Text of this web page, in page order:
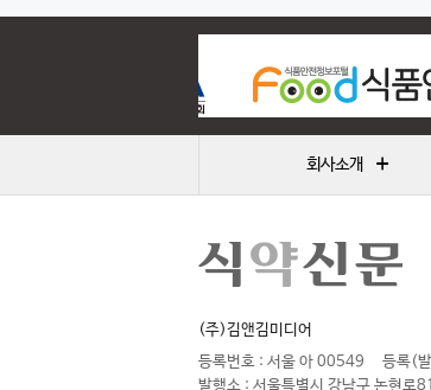
회사소개 +
(주)김앤김미디어
등록번호 : 서울 아 00549
등록(
발행소 : 서울특별시 강남구 논현로